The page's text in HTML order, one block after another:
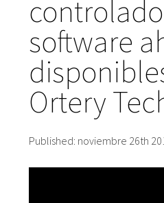
software
Ortery
Published: noviembre 26th